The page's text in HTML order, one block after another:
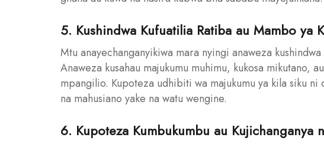
5. Kushindwa Kufuatilia Ratiba au Mambo ya
Mtu anayechanganyikiwa mara nyingi anaweza
Anaweza kusahau majukumu muhimu, kukosa mikutano,
mpangilio. Kupoteza udhibiti wa majukumu ya kila siku
na mahusiano yake na watu wengine.
6. Kupoteza Kumbukumbu au Kujichanganya